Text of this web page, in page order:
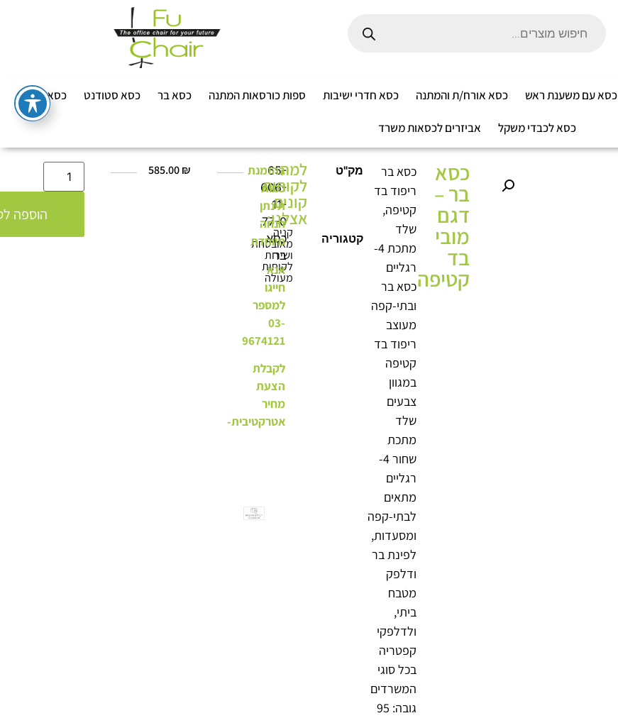
כסא עם משענת ראש כסא אורח/ת והמתנה כסא חדרי ישיבות ספות כורסאות המתנה כסא בר כסא סטודנט כסא שרטט
כסא לכבדי משקל אביזרים לכסאות משרד
כסא
בר –
דגם
מובי
בד
קטיפה
כסא בר
ריפוד בד
קטיפה,
שלד
מתכת 4-
רגליים
כסא בר
ובתי-קפה
מעוצב
ריפוד בד
קטיפה
במגוון
צבעים
שלד
מתכת
שחור 4-
רגליים
מתאים
לבתי-קפה
ומסעדות,
לפינת בר
ודלפק
מטבח
ביתי,
ולדלפקי
קפטריה
בכל סוגי
המשרדים
גובה: 95
מק"ט
65-
606-
11-
77-0
קטגוריה
כסא
בר
למה
לקוחות
קונים
אצלנו:
קניה
מאובטחת
ושירות
לקוחות
מעולה
בהזמנת
כמות
תינתן
הנחה
מיוחדת
אנא
חייגו
למספר
03-
9674121
לקבלת
הצעת
מחיר
אטרקטיבית-
585.00₪
הוספה